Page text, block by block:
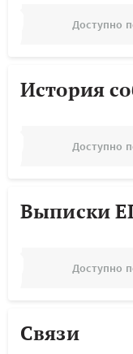
Доступно
История
Доступно
Выписки
Доступно
Связи